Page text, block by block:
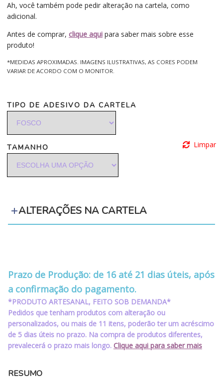
Ah, você também pode pedir alteração na cartela, como
adicional.
Antes de comprar, clique aqui para saber mais sobre esse
produto!
*MEDIDAS APROXIMADAS. IMAGENS ILUSTRATIVAS, AS CORES PODEM
VARIAR DE ACORDO COM O MONITOR.
TIPO DE ADESIVO DA CARTELA
TAMANHO Limpar
ALTERAÇÕES NA CARTELA
Prazo de Produção: de 16 até 21 dias úteis, após
a confirmação do pagamento.
*PRODUTO ARTESANAL, FEITO SOB DEMANDA*
Pedidos que tenham produtos com alteração ou
personalizados, ou mais de 11 itens, poderão ter um acréscimo
de 5 dias úteis no prazo. Na compra de produtos diferentes,
prevalecerá o prazo mais longo. Clique aqui para saber mais
RESUMO